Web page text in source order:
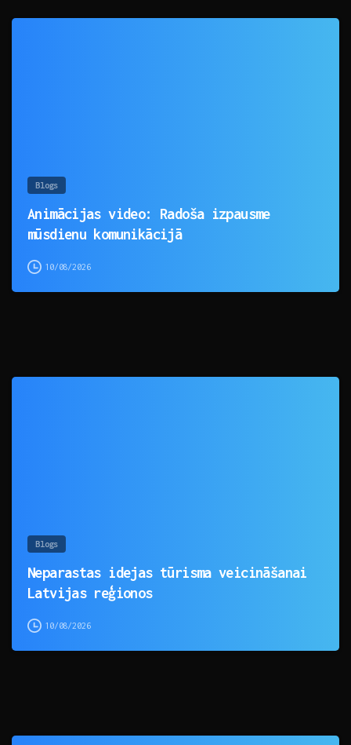
Blogs
Animācijas video: Radoša izpausme
mūsdienu komunikācijā
10/08/2026
Blogs
Neparastas idejas tūrisma veicināšanai
Latvijas reģionos
10/08/2026